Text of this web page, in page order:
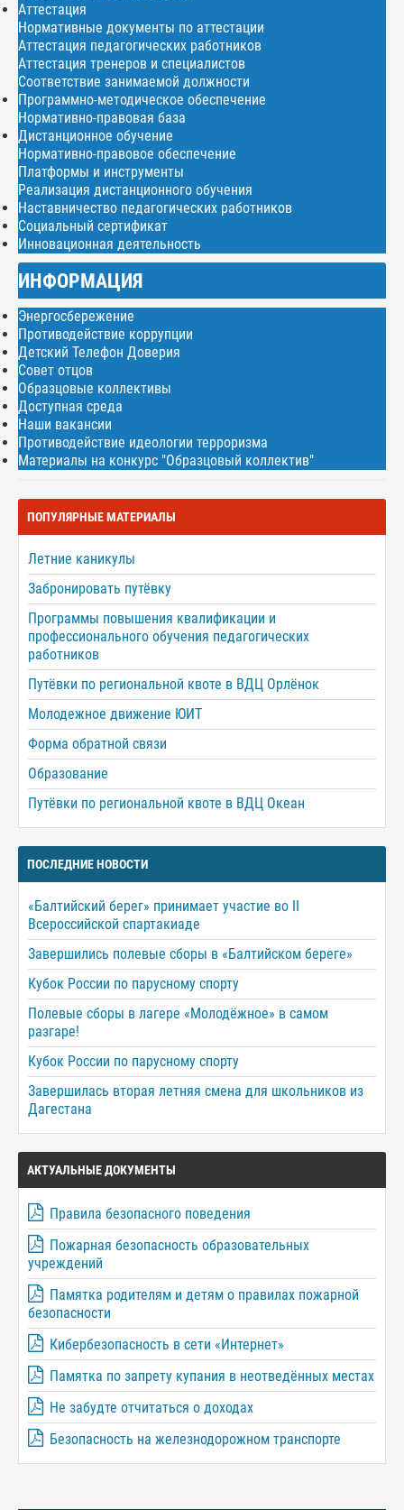
Аттестация
Нормативные документы по аттестации
Аттестация педагогических работников
Аттестация тренеров и специалистов
Соответствие занимаемой должности
Программно-методическое обеспечение
Нормативно-правовая база
Дистанционное обучение
Нормативно-правовое обеспечение
Платформы и инструменты
Реализация дистанционного обучения
Наставничество педагогических работников
Социальный сертификат
Инновационная деятельность
ИНФОРМАЦИЯ
Энергосбережение
Противодействие коррупции
Детский Телефон Доверия
Совет отцов
Образцовые коллективы
Доступная среда
Наши вакансии
Противодействие идеологии терроризма
Материалы на конкурс "Образцовый коллектив"
ПОПУЛЯРНЫЕ МАТЕРИАЛЫ
Летние каникулы
Забронировать путёвку
Программы повышения квалификации и
профессионального обучения педагогических
работников
Путёвки по региональной квоте в ВДЦ Орлёнок
Молодежное движение ЮИТ
Форма обратной связи
Образование
Путёвки по региональной квоте в ВДЦ Океан
ПОСЛЕДНИЕ НОВОСТИ
«Балтийский берег» принимает участие во II
Всероссийской спартакиаде
Завершились полевые сборы в «Балтийском береге»
Кубок России по парусному спорту
Полевые сборы в лагере «Молодёжное» в самом
разгаре!
Кубок России по парусному спорту
Завершилась вторая летняя смена для школьников из
Дагестана
АКТУАЛЬНЫЕ ДОКУМЕНТЫ
Правила безопасного поведения
Пожарная безопасность образовательных
учреждений
Памятка родителям и детям о правилах пожарной
безопасности
Кибербезопасность в сети «Интернет»
Памятка по запрету купания в неотведённых местах
Не забудте отчитаться о доходах
Безопасность на железнодорожном транспорте